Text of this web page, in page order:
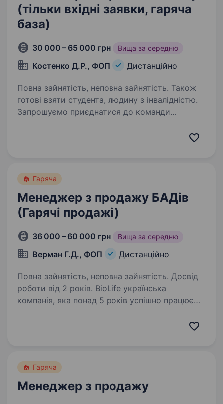
(тільки вхідні заявки, гаряча
база)
30 000 – 65 000 грн Вища за середню
Костенко Д.Р., ФОП Дистанційно
Повна зайнятість, неповна зайнятість. Також
готові взяти студента, людину з інвалідністю.
Запрошуємо приєднатися до команди
Гаряча
Менеджер з продажу БАДів
(Гарячі продажі)
36 000 – 60 000 грн Вища за середню
Верман Г.Д., ФОП Дистанційно
Повна зайнятість, неповна зайнятість. Досвід
роботи від 2 років. BioLife українська
компанія, яка понад 5 років успішно працює
Гаряча
Менеджер з продажу